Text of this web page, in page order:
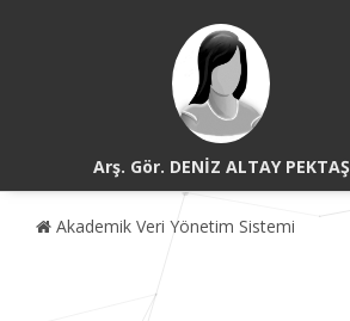
Arş. Gör. DENİZ ALTAY PEKTAŞ
Akademik Veri Yönetim Sistemi